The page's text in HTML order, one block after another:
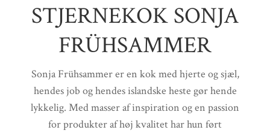
STJERNEKOK SONJA
FRÜHSAMMER
Sonja Frühsammer er en kok med hjerte og sjæl,
hendes job og hendes islandske heste gør hende
lykkelig. Med masser af inspiration og en passion
for produkter af høj kvalitet har hun ført